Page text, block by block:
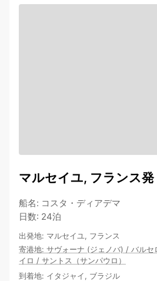
マルセイユ, フランス
船名: コスタ・ディアデマ
日数: 24泊
出発地: マルセイユ, フランス
寄港地: サヴォーナ (ジェノバ) / バルセ
イロ / サントス（サンパウロ）
到着地: イタジャイ, ブラジル